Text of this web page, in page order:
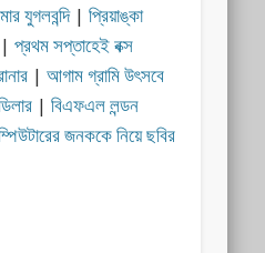
যুগলবন্দি|প্রিয়াঙ্কা
|প্রথম সপ্তাহেই বক্স
|আগাম গ্রামি উৎসবে
|বিএফএল লন্ডন
জনককে নিয়ে ছবির